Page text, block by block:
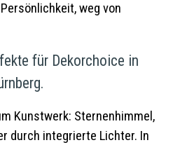
weg von
für Dekorchoice in
Kunstwerk: Sternenhimmel,
durch integrierte Lichter. In